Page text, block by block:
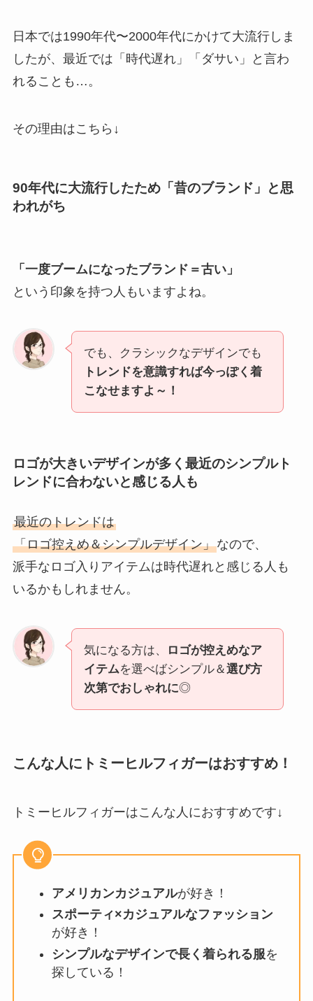
日本では1990年代〜2000年代にかけて大流行しま
したが、最近では「時代遅れ」「ダサい」と言わ
れることも…。
その理由はこちら↓
90年代に大流行したため「昔のブランド」と思
われがち
「一度ブームになったブランド＝古い」
という印象を持つ人もいますよね。
でも、クラシックなデザインでも
トレンドを意識すれば今っぽく着
こなせますよ～！
ロゴが大きいデザインが多く最近のシンプルト
レンドに合わないと感じる人も
最近のトレンドは
「ロゴ控えめ＆シンプルデザイン」なので、
派手なロゴ入りアイテムは時代遅れと感じる人も
いるかもしれません。
気になる方は、
ロゴが控えめなア
イテムを選べばシンプル＆選び方
次第でおしゃれに◎
こんな人にトミーヒルフィガーはおすすめ！
トミーヒルフィガーはこんな人におすすめです↓
アメリカンカジュアルが好き！
スポーティ×カジュアルなファッション
が好き！
シンプルなデザインで長く着られる服を
探している！